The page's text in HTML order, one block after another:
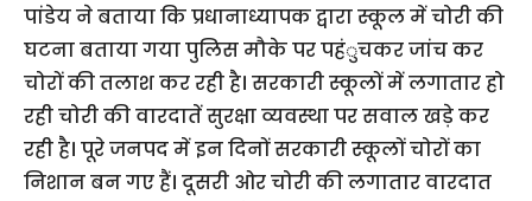
पांडेय ने बताया कि प्रधानाध्यापक द्वारा स्कूल में चोरी की
घटना बताया गया पुलिस मौके पर पहंुचकर जांच कर
चोरों की तलाश कर रही है। सरकारी स्कूलों में लगातार हो
रही चोरी की वारदातें सुरक्षा व्यवस्था पर सवाल खड़े कर
रही है। पूरे जनपद में इन दिनों सरकारी स्कूलों चोरों का
निशान बन गए हैं। दूसरी ओर चोरी की लगातार वारदात